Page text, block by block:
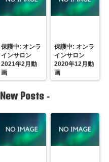
保護中: オンラ
インサロン
2021年2月動
画
保護中: オンラ
インサロン
2020年12月動
画
New Posts -